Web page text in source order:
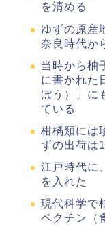
を清める
ゆずの原産
奈良時代か
当時から柚
に書かれた
ぼう）」に
ている
柑橘類には
ずの出荷は
江戸時代に
を入れた
現代科学で
ペクチン（